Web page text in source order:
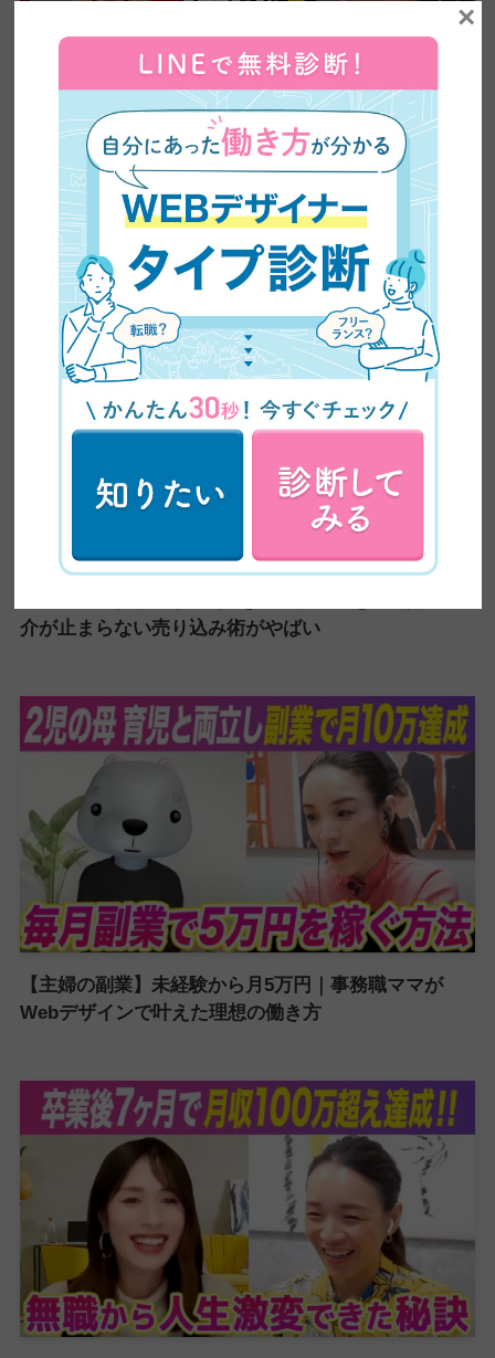
【全ママ必見】2児のシンママが脱サラしてWEBデザ
イナーに大転身した方法公開！
【超有益】平凡な主婦がビジネスセミナーに乗り込み
介が止まらない売り込み術がやばい
【主婦の副業】未経験から月5万円｜事務職ママが
Webデザインで叶えた理想の働き方
×